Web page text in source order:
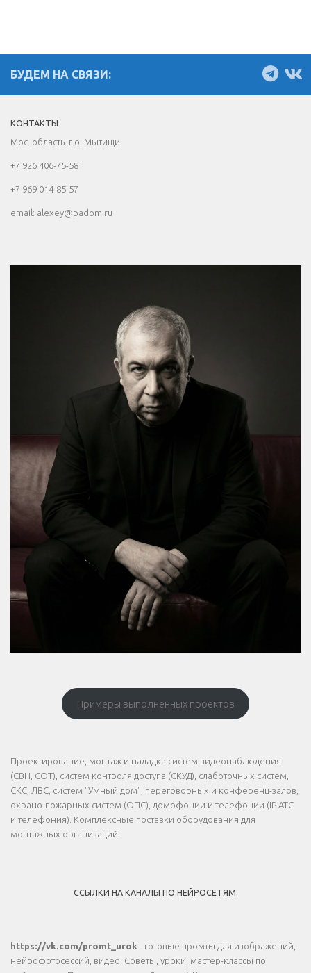
БУДЕМ НА СВЯЗИ:
КОНТАКТЫ
Мос. область. г.о. Мытищи
+7 926 406-75-58
+7 969 014-85-57
email: alexey@padom.ru
Примеры выполненных проектов
Проектирование, монтаж и наладка систем видеонаблюдения
(СВН, СОТ), систем контроля доступа (СКУД), слаботочных систем,
СКС, ЛВС, систем "Умный дом", переговорных и конференц-залов,
охрано-пожарных систем (ОПС), домофонии и телефонии (IP АТС
и телефония). Комплексные поставки оборудования для
монтажных организаций.
ССЫЛКИ НА КАНАЛЫ ПО НЕЙРОСЕТЯМ:
https://vk.com/promt_urok - готовые промты для изображений,
нейрофотосессий, видео. Советы, уроки, мастер-классы по